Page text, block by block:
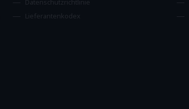
Datenschutzrichtlinie
Lieferantenkodex